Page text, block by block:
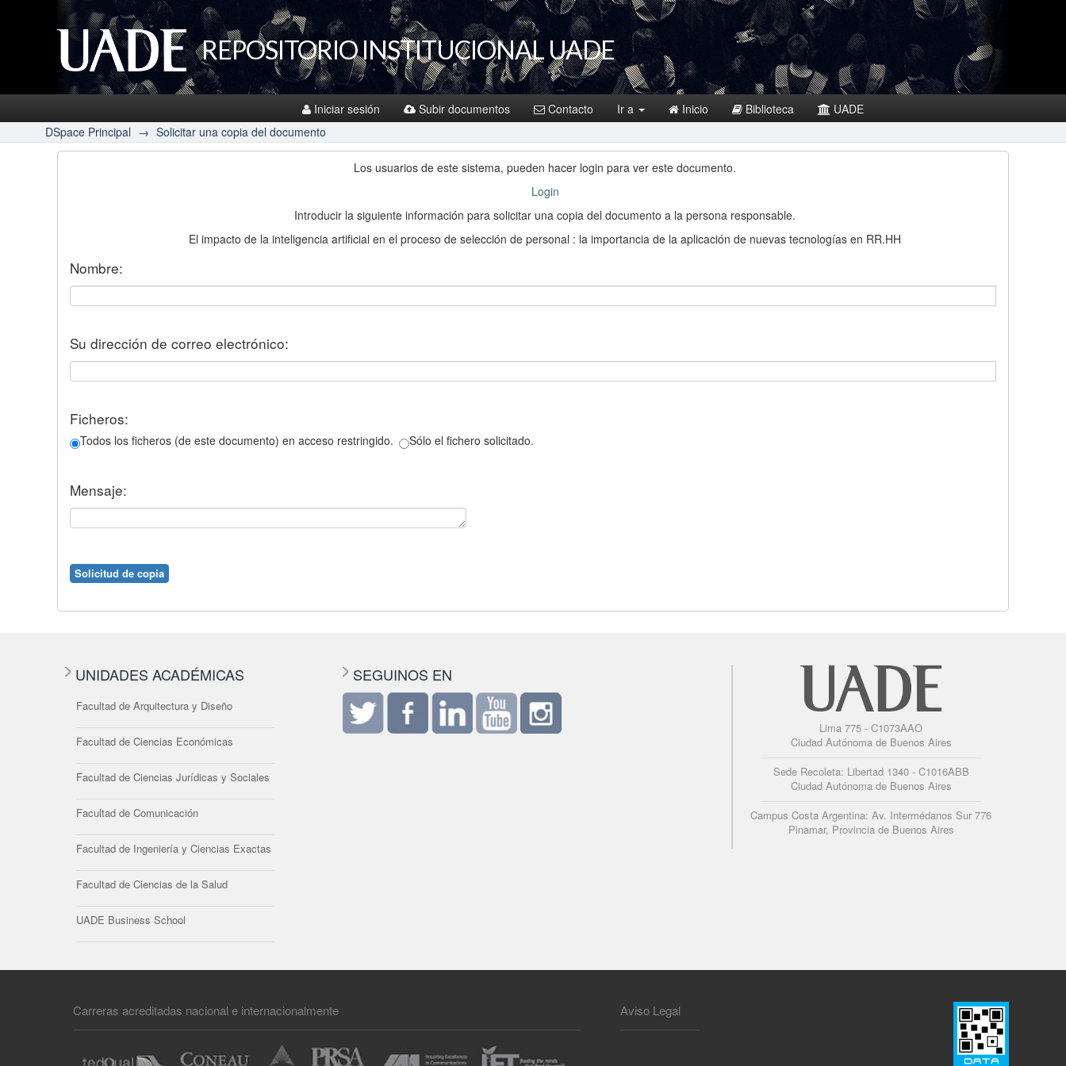
REPOSITORIO INSTITUCIONAL UADE
Iniciar sesión Subir documentos Contacto Ir a Inicio Biblioteca
UADE
DSpace Principal → Solicitar una copia del documento
Los usuarios de este sistema, pueden hacer login para ver este documento.
Login
Introducir la siguiente información para solicitar una copia del documento a la persona responsable.
El impacto de la inteligencia artificial en el proceso de selección de personal : la importancia de la aplicación de nuevas tecnologías en RR.HH
Nombre:
Su dirección de correo electrónico:
Ficheros:
Todos los ficheros (de este documento) en acceso restringido. Sólo el fichero solicitado.
Mensaje:
UNIDADES ACADÉMICAS
Facultad de Arquitectura y Diseño
Facultad de Ciencias Económicas
Facultad de Ciencias Jurídicas y Sociales
Facultad de Comunicación
Facultad de Ingeniería y Ciencias Exactas
Facultad de Ciencias de la Salud
UADE Business School
SEGUINOS EN
Lima 775 - C1073AAO
Ciudad Autónoma de Buenos Aires
Sede Recoleta: Libertad 1340 - C1016ABB
Ciudad Autónoma de Buenos Aires
Campus Costa Argentina: Av. Intermédanos Sur 776
Pinamar, Provincia de Buenos Aires
Carreras acreditadas nacional e internacionalmente Aviso Legal